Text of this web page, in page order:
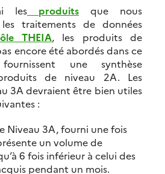
les produits que nous
traitements de données
THEIA, les produits de
encore été abordés dans ce
une synthèse
de niveau 2A. Les
3A devraient être bien utiles
:
Niveau 3A, fourni une fois
un volume de
6 fois inférieur à celui des
pendant un mois.